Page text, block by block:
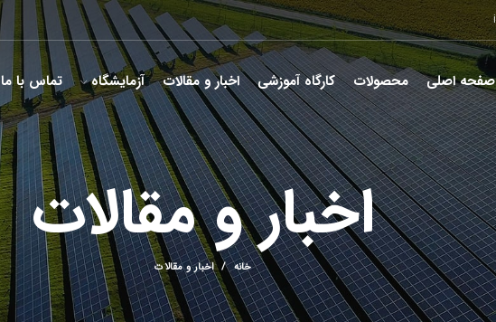
صفحه اصلی محصولات کارگاه آموزشی اخبار و مقالات آزمایشگاه تماس با ما
اخبار و مقالات
خانه اخبار و مقالات